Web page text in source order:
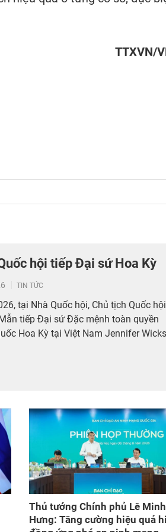
TTXVN/
hội tiếp Đại sứ Hoa Kỳ
TIN TỨC
tại Nhà Quốc hội, Chủ tịch Quốc hội
tiếp Đại sứ Đặc mệnh toàn quyền
Hoa Kỳ tại Việt Nam Jennifer
Thủ tướng Chính phủ Lê Minh
Hưng: Tăng cường hiệu quả